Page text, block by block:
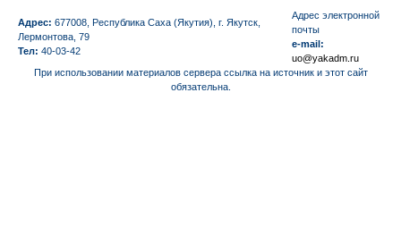
Адрес: 677008, Республика Саха (Якутия), г. Якутск,
Лермонтова, 79
Тел: 40-03-42
Aдрес электронной
почты
e-mail:
uo@yakadm.ru
При использовании материалов сервера ссылка на источник и этот сайт
обязательна.